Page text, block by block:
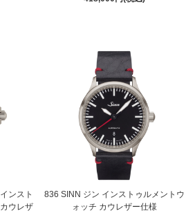
ンスト
ウレザ
836 SINN ジン インストゥルメントウ
ォッチ カウレザー仕様